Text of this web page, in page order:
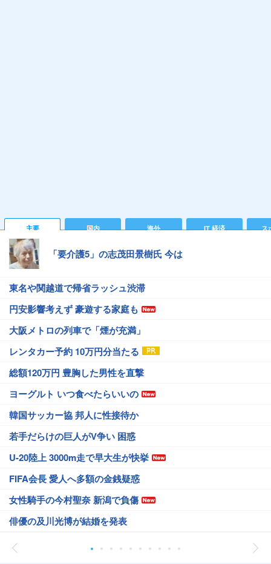
主要 国内 海外 IT 経済 ス
「要介護5」の志茂田景樹氏 今は
東名や関越道で帰省ラッシュ渋滞
円安影響考えず 豪遊する家庭も
大阪メトロの列車で「煙が充満」
レンタカー予約 10万円分当たる
総額120万円 豊胸した男性を直撃
ヨーグルト いつ食べたらいいの
韓国サッカー協 邦人に性接待か
若手だらけの巨人がV争い 困惑
U-20陸上 3000m走で早大生が快挙
FIFA会長 愛人へ多額の金銭疑惑
女性騎手の今村聖奈 新潟で負傷
俳優の及川光博が結婚を発表